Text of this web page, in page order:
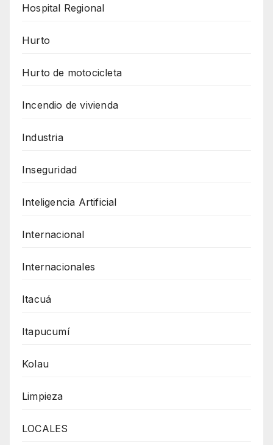
Hospital Regional
Hurto
Hurto de motocicleta
Incendio de vivienda
Industria
Inseguridad
Inteligencia Artificial
Internacional
Internacionales
Itacuá
Itapucumí
Kolau
Limpieza
LOCALES